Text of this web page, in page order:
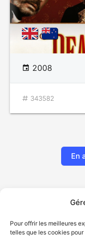
Pour offrir les meilleures
telles que les cookies
2008
343582
En